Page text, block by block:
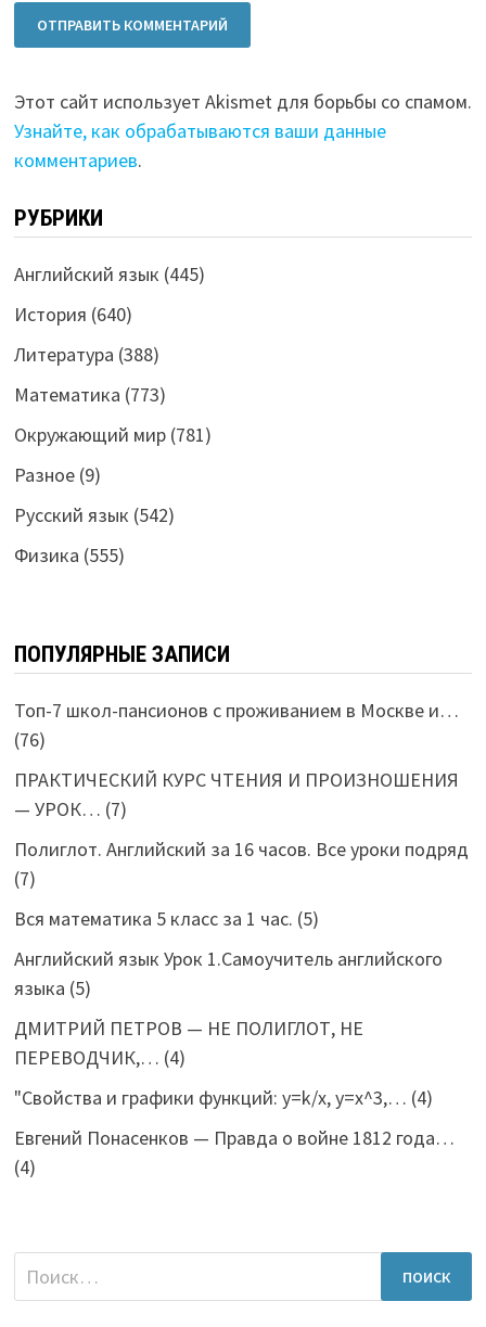
Этот сайт использует Akismet для борьбы со спамом.
Узнайте, как обрабатываются ваши данные
комментариев.
РУБРИКИ
Английский язык (445)
История (640)
Литература (388)
Математика (773)
Окружающий мир(781)
Разное(9)
Русский язык (542)
Физика (555)
ПОПУЛЯРНЫЕ ЗАПИСИ
Топ-7 школ-пансионов с проживанием в Москве и…
(76)
ПРАКТИЧЕСКИЙ КУРС ЧТЕНИЯ И ПРОИЗНОШЕНИЯ
— УРОК… (7)
Полиглот. Английский за 16 часов. Все уроки подряд
(7)
Вся математика 5 класс за 1 час. (5)
Английский язык Урок 1.Самоучитель английского
языка (5)
ДМИТРИЙ ПЕТРОВ — НЕ ПОЛИГЛОТ, НЕ
ПЕРЕВОДЧИК,… (4)
"Свойства и графики функций: y=k/x, y=x^3,… (4)
Евгений Понасенков — Правда о войне 1812 года…
(4)
Найти: